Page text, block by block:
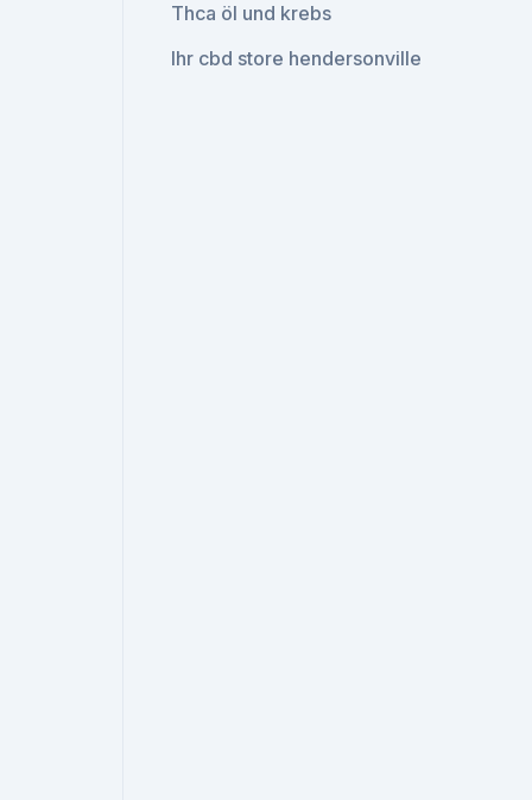
Thca öl und krebs
Ihr cbd store hendersonville